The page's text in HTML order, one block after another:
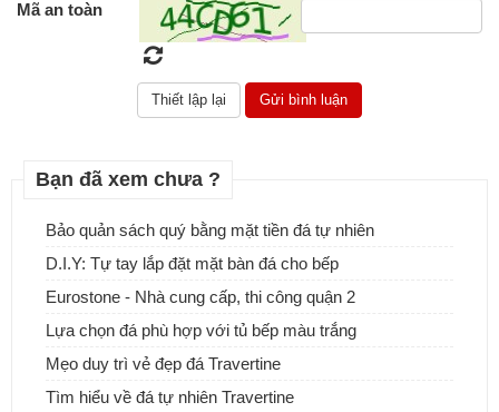
Mã an toàn
Bạn đã xem chưa ?
Bảo quản sách quý bằng mặt tiền đá tự nhiên
D.I.Y: Tự tay lắp đặt mặt bàn đá cho bếp
Eurostone - Nhà cung cấp, thi công quận 2
Lựa chọn đá phù hợp với tủ bếp màu trắng
Mẹo duy trì vẻ đẹp đá Travertine
Tìm hiểu về đá tự nhiên Travertine
Đá tự nhiên ốp tường - Sự lựa chọn tuyệt vời cho ngôi nhà của
bạn